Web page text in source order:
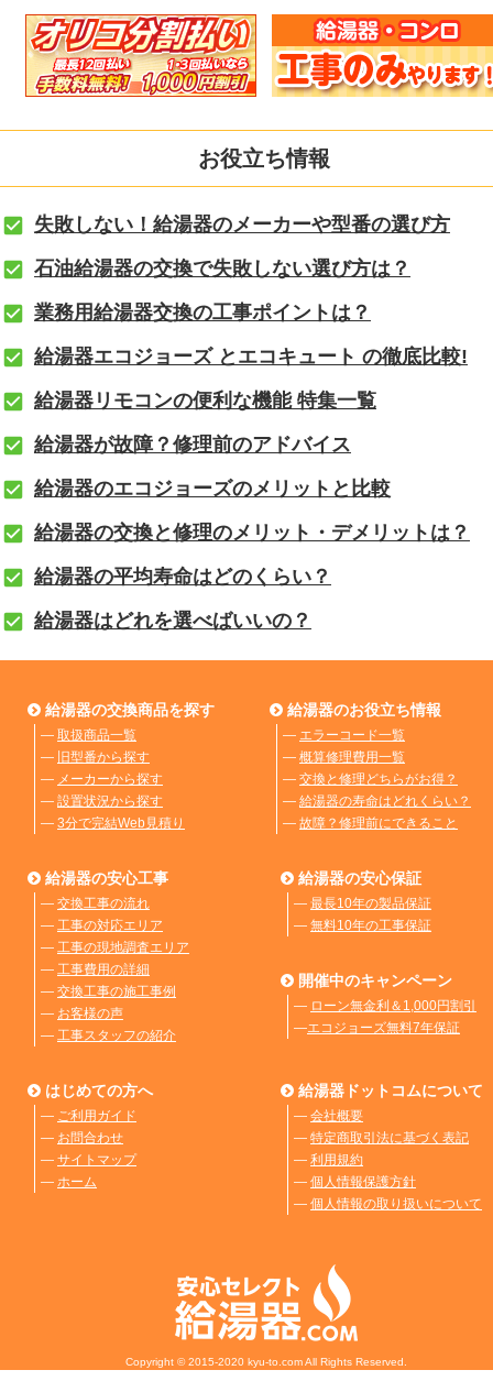
お役立ち情報
失敗しない！給湯器のメーカーや型番の選び方
石油給湯器の交換で失敗しない選び方は？
業務用給湯器交換の工事ポイントは？
給湯器エコジョーズ とエコキュート の徹底比較!
給湯器リモコンの便利な機能 特集一覧
給湯器が故障？修理前のアドバイス
給湯器のエコジョーズのメリットと比較
給湯器の交換と修理のメリット・デメリットは？
給湯器の平均寿命はどのくらい？
給湯器はどれを選べばいいの？
給湯器の交換商品を探す
― 取扱商品一覧
― 旧型番から探す
― メーカーから探す
― 設置状況から探す
― 3分で完結Web見積り
給湯器のお役立ち情報
― エラーコード一覧
― 概算修理費用一覧
― 交換と修理どちらがお得？
― 給湯器の寿命はどれくらい？
― 故障？修理前にできること
給湯器の安心工事
― 交換工事の流れ
― 工事の対応エリア
― 工事の現地調査エリア
― 工事費用の詳細
― 交換工事の施工事例
― お客様の声
― 工事スタッフの紹介
給湯器の安心保証
― 最長10年の製品保証
― 無料10年の工事保証
開催中のキャンペーン
― ローン無金利＆1,000円割引
―エコジョーズ無料7年保証
はじめての方へ
― ご利用ガイド
― お問合わせ
― サイトマップ
― ホーム
給湯器ドットコムについて
― 会社概要
― 特定商取引法に基づく表記
― 利用規約
― 個人情報保護方針
― 個人情報の取り扱いについて
Copyright © 2015-2020 kyu-to.com All Rights Reserved.